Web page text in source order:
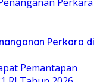
Perkara di